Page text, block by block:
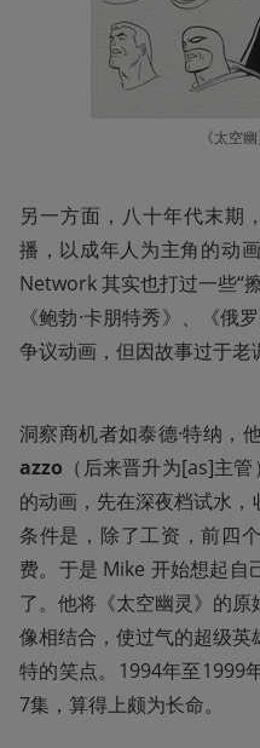
《太空
另一方面，八十年代末期
播，以成年人为主角的动
Network 其实也打过一些“
《鲍勃·卡朋特秀》、《俄
争议动画，但因故事过于老
洞察商机者如泰德·特纳，
azzo （后来晋升为[as]主
的动画，先在深夜档试水
条件是，除了工资，前四
费。于是 Mike 开始想起自
了。他将《太空幽灵》的
像相结合，使过气的超级
特的笑点。1994年至1999
7集，算得上颇为长命。